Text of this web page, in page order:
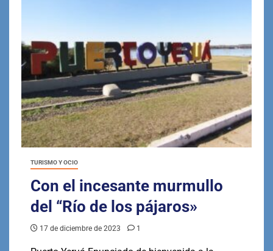
TURISMO Y OCIO
Con el incesante murmullo
del “Río de los pájaros»
17 de diciembre de 2023 1